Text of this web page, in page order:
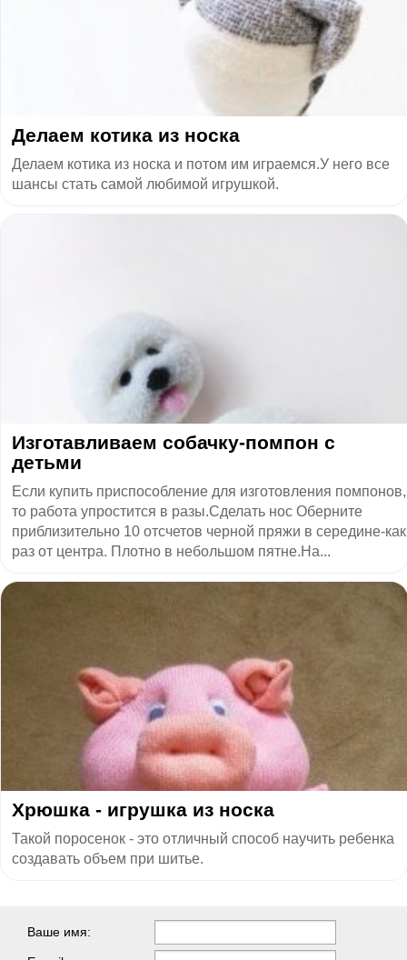
Делаем котика из носка
Делаем котика из носка и потом им играемся.У него все
шансы стать самой любимой игрушкой.
Изготавливаем собачку-помпон с
детьми
Если купить приспособление для изготовления помпонов,
то работа упростится в разы.Сделать нос Оберните
приблизительно 10 отсчетов черной пряжи в середине-как
раз от центра. Плотно в небольшом пятне.На...
Хрюшка - игрушка из носка
Такой поросенок - это отличный способ научить ребенка
создавать объем при шитье.
Ваше имя: